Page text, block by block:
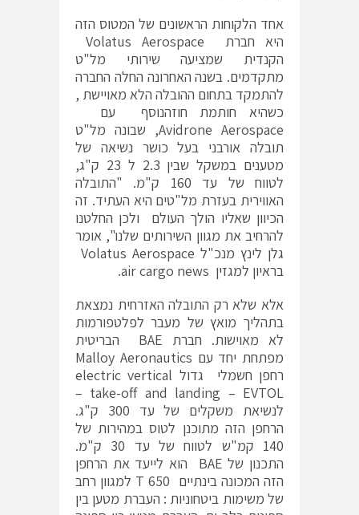
אחד הלקוחות הראשונים של המטוס הזה
הקנדית שמציעה שירותי מל"ט
מתקדמים. בשנה האחרונה החלה החברה
להתמקד בתחום ההובלה הלא מאויישת ,
כשהיא חותמת חוזהנוסף עם
Avidrone Aerospace, שבונה מל"ט
תובלה אורבני בעל כושר נשיאה של
מטענים במשקל שבין 2.3 ל 23 ק"ג,
לטווח של עד 160 ק"מ. "התובלה
האווירית בעזרת מל"טים היא העתיד. זה
הכיוון שאליו הולך העולם ולכן החלטנו
להרחיב את מגוון השירותים שלנו", אומר
בראיון למגזין air cargo news.
אלא שלא רק התובלה האזרחית נמצאת
בתהליך מואץ של מעבר לפלטפורמות
לא מאוישות. חברת BAE הבריטית
מפתחת יחד עם Malloy Aeronautics
רחפן חשמלי גדול electric vertical
take-off and landing – EVTOL –
לנשיאת משקלים של עד 300 ק"ג.
הרחפן הזה מתוכנן לטוס במהירות של
140 קמ"ש לטווח של עד 30 ק"מ.
התכנון של BAE הוא לייעד את הרחפן
הזה המכונה בינתיים T 650 למגוון רחב
של משימות ביטחוניות : העברת מטען בין